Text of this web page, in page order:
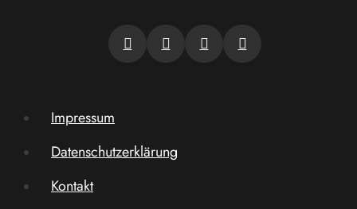
Impressum
Datenschutzerklärung
Kontakt